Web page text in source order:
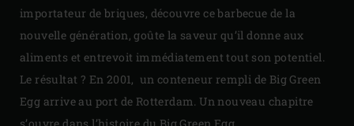
importateur de briques, découvre ce barbecue de la
nouvelle génération, goûte la saveur qu’il donne aux
aliments et entrevoit immédiatement tout son potentiel.
Le résultat ? En 2001, un conteneur rempli de Big Green
Egg arrive au port de Rotterdam. Un nouveau chapitre